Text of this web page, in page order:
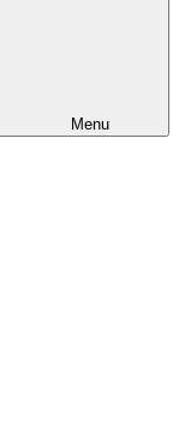
Menu